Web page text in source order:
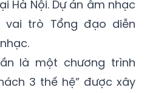
giới thiệu chuỗi live
3 thế hệ” vào chiều
Nội. Dự án âm nhạc
trò Tổng đạo diễn